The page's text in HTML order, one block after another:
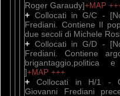
Roger Garaudy]+MAP
+Collocati in G/C -
Frediani. Contiene Il
due secoli di Michele
+Collocati in G/D -
Frediani. Contiene
brigantaggio,politica
]+MAP +++
+Collocati in H/1 -
Giovanni Frediani